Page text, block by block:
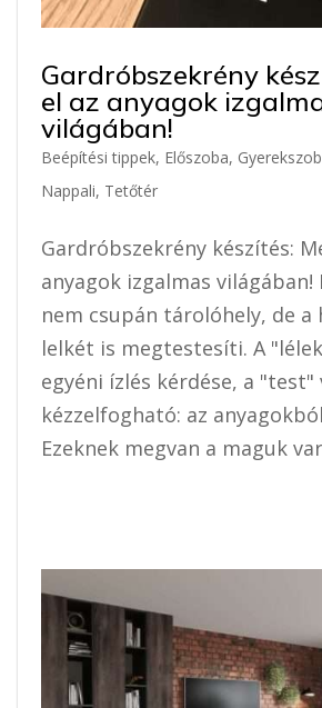
Gardróbszekrény
el az anyagok
világában!
Beépítési tippek, Előszoba,
Nappali, Tetőtér
Gardróbszekrény készítés:
anyagok izgalmas világában!
nem csupán tárolóhely, de a
lelkét is megtestesíti. A
egyéni ízlés kérdése, a "test"
kézzelfogható: az
Ezeknek megvan a maguk